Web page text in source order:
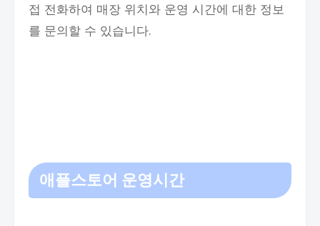
접 전화하여 매장 위치와 운영 시간에 대한 정보
를 문의할 수 있습니다.
애플스토어 운영시간